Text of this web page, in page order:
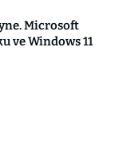
Microsoft
ve Windows 11